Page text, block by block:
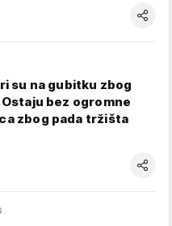
su na gubitku zbog
bez ogromne
zbog pada tržišta